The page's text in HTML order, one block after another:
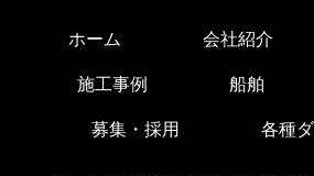
ホーム 会社紹介
施工事例 船舶
募集・採用 各種